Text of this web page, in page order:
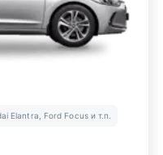
Elantra, Ford Focus и т.п.